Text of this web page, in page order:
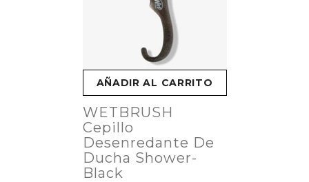
AÑADIR AL CARRITO
WETBRUSH
Cepillo
Desenredante De
Ducha Shower-
Black